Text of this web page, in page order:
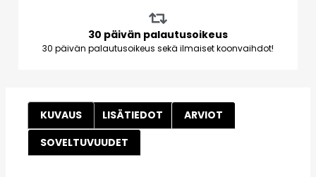
30 päivän palautusoikeus
30 päivän palautusoikeus sekä ilmaiset koonvaihdot!
KUVAUS LISÄTIEDOT
ARVIOT
SOVELTUVUUDET